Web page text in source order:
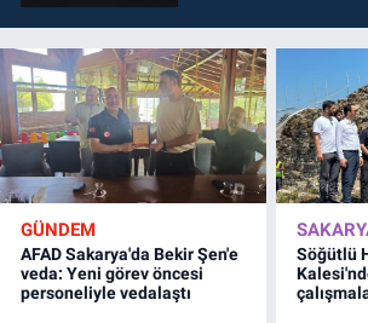
GÜNDEM
AFAD Sakarya'da Bekir Şen'e
veda: Yeni görev öncesi
personeliyle vedalaştı
Söğütlü